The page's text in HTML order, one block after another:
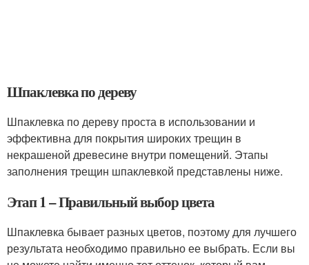
Шпаклевка по дереву
Шпаклевка по дереву проста в использовании и
эффективна для покрытия широких трещин в
некрашеной древесине внутри помещений. Этапы
заполнения трещин шпаклевкой представлены ниже.
Этап 1 – Правильный выбор цвета
Шпаклевка бывает разных цветов, поэтому для лучшего
результата необходимо правильно ее выбрать. Если вы